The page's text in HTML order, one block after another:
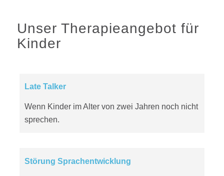
Unser Therapieangebot für
Kinder
Late Talker
Wenn Kinder im Alter von zwei Jahren noch nicht
sprechen.
Störung Sprachentwicklung